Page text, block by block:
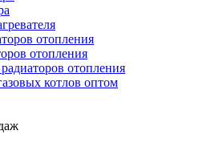
отопления
отопления
отопления
котлов оптом